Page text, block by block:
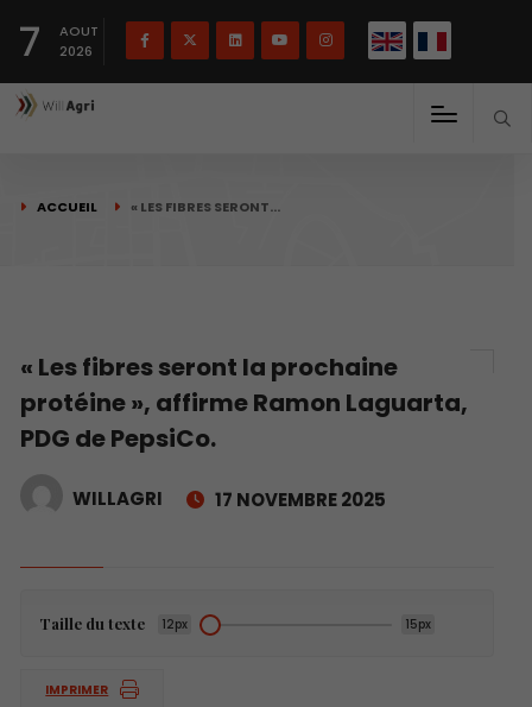
7
AOUT
2026
ACCUEIL « LES FIBRES SERONT…
« Les fibres seront la prochaine
protéine », affirme Ramon Laguarta,
PDG de PepsiCo.
WILLAGRI 17 NOVEMBRE 2025
Taille du texte 12px 15px
IMPRIMER
Français English(English)